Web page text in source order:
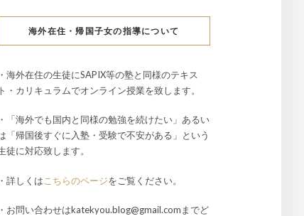
海外在住・帰国子女の指導について
・海外在住の生徒にSAPIX等の塾と同様のテキス
ト・カリキュラムでオンライン授業を致します。
・「海外でも国内と同様の勉強を続けたい」あるい
「帰国後すぐに入塾・受験で不安がある」という
徒に対応致します。
・詳しくは こちらのページをご覧ください。
・お問い合わせはkatekyou.blog@gmail.comまでど